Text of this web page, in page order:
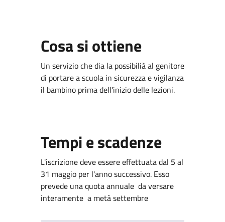
Cosa si ottiene
Un servizio che dia la possibilià al genitore
di portare a scuola in sicurezza e vigilanza
il bambino prima dell'inizio delle lezioni.
Tempi e scadenze
L'iscrizione deve essere effettuata dal 5 al
31 maggio per l'anno successivo. Esso
prevede una quota annuale da versare
interamente a metà settembre